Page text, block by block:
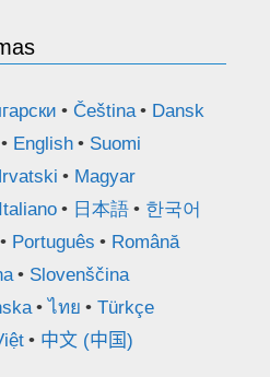
Čeština
Dansk
English
Suomi
Magyar
Italiano 日本語
한국어
Português
Română
Slovenščina
ไทย
Türkçe
中文 (中国)